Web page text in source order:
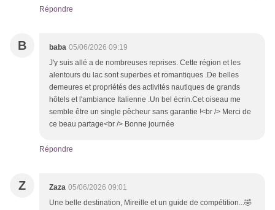
Répondre
B baba 05/06/2026 09:19
J'y suis allé a de nombreuses reprises. Cette région et les
alentours du lac sont superbes et romantiques .De belles
demeures et propriétés des activités nautiques de grands
hôtels et l'ambiance Italienne .Un bel écrin.Cet oiseau me
semble être un single pêcheur sans garantie !<br /> Merci de
ce beau partage<br /> Bonne journée
Répondre
Z Zaza 05/06/2026 09:01
Une belle destination, Mireille et un guide de compétition...🤣